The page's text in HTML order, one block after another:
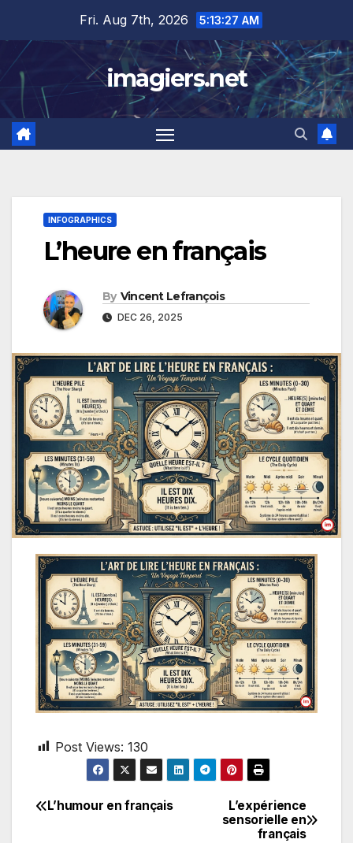
content
Fri. Aug 7th, 2026 5:13:28 AM
imagiers.net
INFOGRAPHICS
L’heure en français
By Vincent Lefrançois
DEC 26, 2025
Post Views: 130
Post
L’expérience
sensorielle en
français
L’humour en français